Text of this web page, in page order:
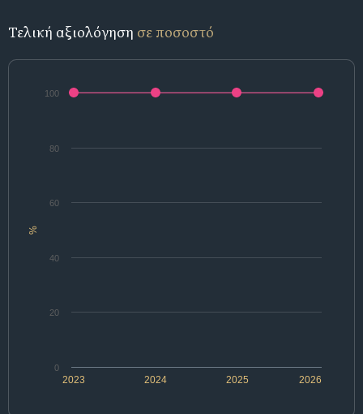
Τελική αξιολόγηση σε ποσοστό
%
2024 2026
2023 2025
0
20
40
60
80
100